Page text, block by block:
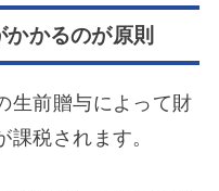
かるのが原則
生前贈与によって財
税されます。